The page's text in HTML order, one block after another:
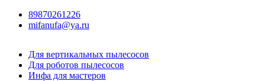
89870261226
mifanufa@ya.ru
Для вертикальных пылесосов
Для роботов пылесосов
Инфа для мастеров